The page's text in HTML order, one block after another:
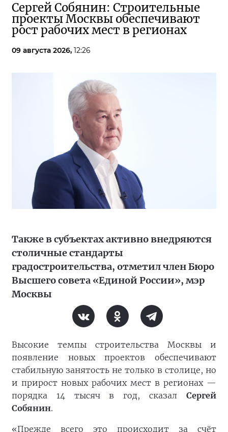
Сергей Собянин: Строительные
проекты Москвы обеспечивают
рост рабочих мест в регионах
09 августа 2026, 12:26
Также в субъектах активно внедряются
столичные стандарты
градостроительства, отметил член Бюро
Высшего совета «Единой России», мэр
Москвы
Высокие темпы строительства Москвы и
появление новых проектов обеспечивают
стабильную занятость не только в столице, но
и прирост новых рабочих мест в регионах —
порядка 14 тысяч в год, сказал Сергей
Собянин.
«Прежде всего это происходит за счёт